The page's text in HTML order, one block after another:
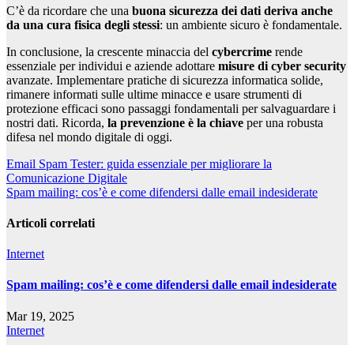
C’è da ricordare che una buona sicurezza dei dati deriva anche
da una cura fisica degli stessi: un ambiente sicuro è fondamentale.
In conclusione, la crescente minaccia del cybercrime rende
essenziale per individui e aziende adottare misure di cyber security
avanzate. Implementare pratiche di sicurezza informatica solide,
rimanere informati sulle ultime minacce e usare strumenti di
protezione efficaci sono passaggi fondamentali per salvaguardare i
nostri dati. Ricorda, la prevenzione è la chiave per una robusta
difesa nel mondo digitale di oggi.
Navigazione
articoli
Email Spam Tester: guida essenziale per migliorare la
Comunicazione Digitale
Spam mailing: cos’è e come difendersi dalle email indesiderate
Articoli correlati
Internet
Spam mailing: cos’è e come difendersi dalle email indesiderate
Mar 19, 2025
Internet